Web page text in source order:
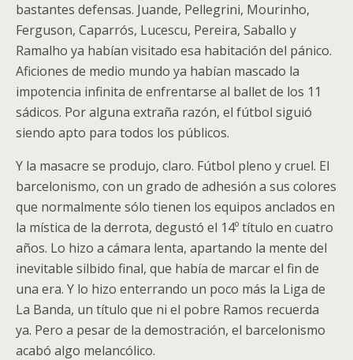
bastantes defensas. Juande, Pellegrini, Mourinho,
Ferguson, Caparrós, Lucescu, Pereira, Saballo y
Ramalho ya habían visitado esa habitación del pánico.
Aficiones de medio mundo ya habían mascado la
impotencia infinita de enfrentarse al ballet de los 11
sádicos. Por alguna extraña razón, el fútbol siguió
siendo apto para todos los públicos.
Y la masacre se produjo, claro. Fútbol pleno y cruel. El
barcelonismo, con un grado de adhesión a sus colores
que normalmente sólo tienen los equipos anclados en
la mística de la derrota, degustó el 14º título en cuatro
años. Lo hizo a cámara lenta, apartando la mente del
inevitable silbido final, que había de marcar el fin de
una era. Y lo hizo enterrando un poco más la Liga de
La Banda, un título que ni el pobre Ramos recuerda
ya. Pero a pesar de la demostración, el barcelonismo
acabó algo melancólico.